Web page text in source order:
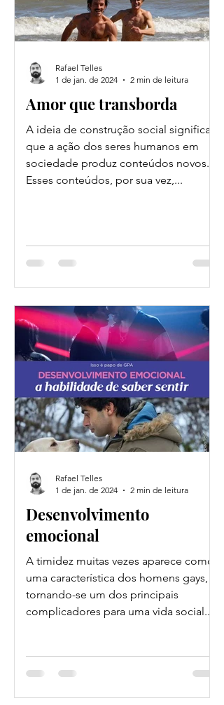
Amor que transborda
A ideia de construção social significa
que a ação dos seres humanos em
sociedade produz conteúdos novos.
Esses conteúdos, por sua vez,...
Rafael Telles
1 de jan. de 2024
2 min de leitura
Desenvolvimento
emocional
A timidez muitas vezes aparece como
uma característica dos homens gays,
tornando-se um dos principais
complicadores para uma vida social...
Rafael Telles
1 de jan. de 2024
2 min de leitura